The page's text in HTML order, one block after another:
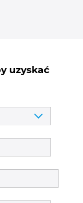
uzyskać